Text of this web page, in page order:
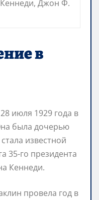
Джон Ф.
в
июля 1929 года в
была дочерью
известной
35-го президента
Кеннеди.
провела год в